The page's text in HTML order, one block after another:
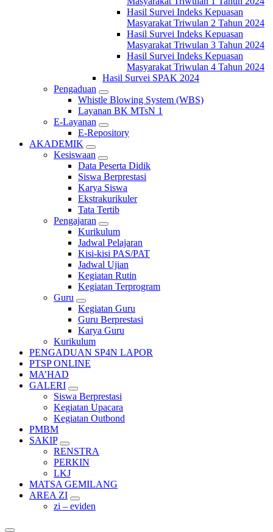
Hasil Survei Indeks Kepuasan
Masyarakat Triwulan 2 Tahun 2024
Hasil Survei Indeks Kepuasan
Masyarakat Triwulan 3 Tahun 2024
Hasil Survei Indeks Kepuasan
Masyarakat Triwulan 4 Tahun 2024
Hasil Survei SPAK 2024
Pengaduan
Whistle Blowing System (WBS)
Layanan BK MTsN 1
E-Layanan
E-Repository
AKADEMIK
Kesiswaan
Data Peserta Didik
Siswa Berprestasi
Karya Siswa
Ekstrakurikuler
Tata Tertib
Pengajaran
Kurikulum
Jadwal Pelajaran
Kisi-kisi PAS/PAT
Jadwal Ujian
Kegiatan Rutin
Kegiatan Terprogram
Guru
Kegiatan Guru
Guru Berprestasi
Karya Guru
Kurikulum
PENGADUAN SP4N LAPOR
PTSP ONLINE
MA’HAD
GALERI
Siswa Berprestasi
Kegiatan Upacara
Kegiatan Outbond
PMBM
SAKIP
RENSTRA
PERKIN
LKJ
MATSA GEMILANG
AREA ZI
zi – eviden